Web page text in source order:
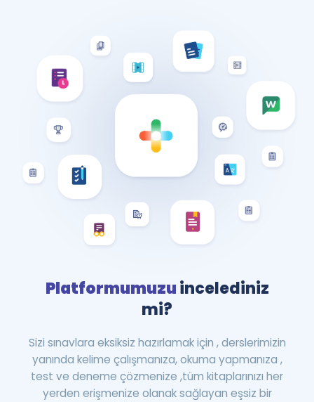
Platformumuzuincelediniz
mi?
Sizi sınavlara eksiksiz hazırlamak için , derslerimizin
yanında kelime çalışmanıza, okuma yapmanıza ,
test ve deneme çözmenize ,tüm kitaplarınızı her
yerden erişmenize olanak sağlayan eşsiz bir